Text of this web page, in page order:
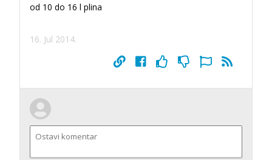
od 10 do 16 l plina
16. Jul 2014.